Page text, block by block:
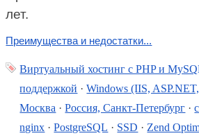
лет.
Преимущества и недостатки...
Виртуальный хостинг c PHP и
поддержкой ·Windows (IIS,
Москва ·Россия, Санкт-Петербург ·
nginx ·PostgreSQL · SSD ·Zend